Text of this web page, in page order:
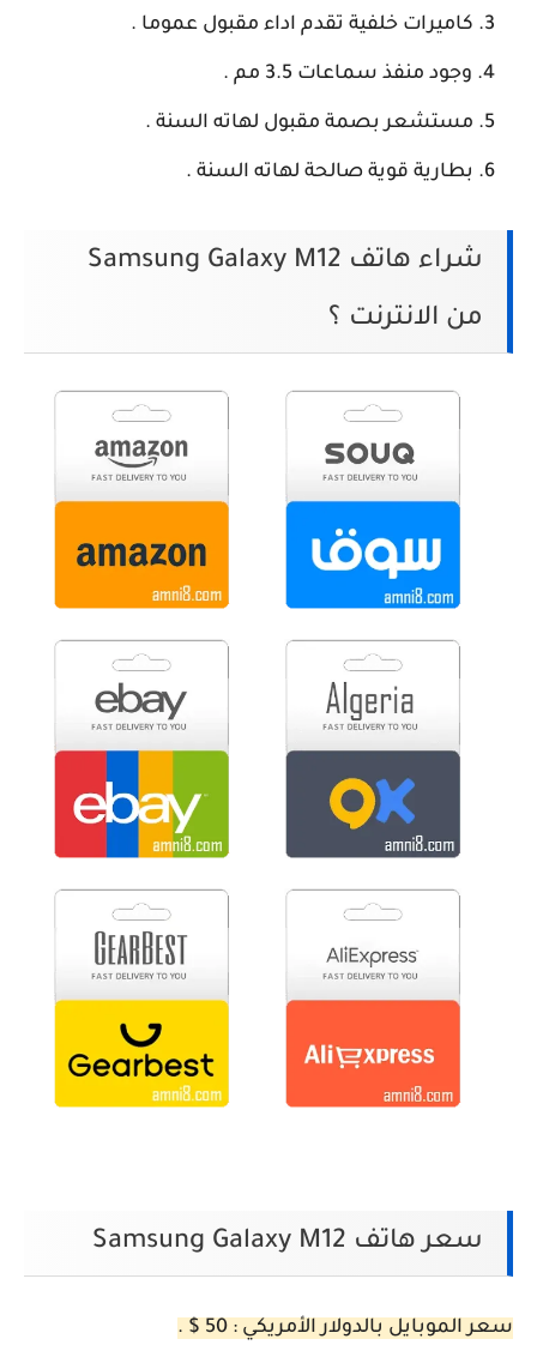
كاميرات خلفية تقدم اداء مقبول عموما .
وجود منفذ سماعات 3.5 مم .
مستشعر بصمة مقبول لهاته السنة .
بطارية قوية صالحة لهاته السنة .
شراء هاتف Samsung Galaxy M12
من الانترنت ؟
سعر هاتف Samsung Galaxy M12
سعر الموبايل بالدولار الأمريكي : 50 $ .